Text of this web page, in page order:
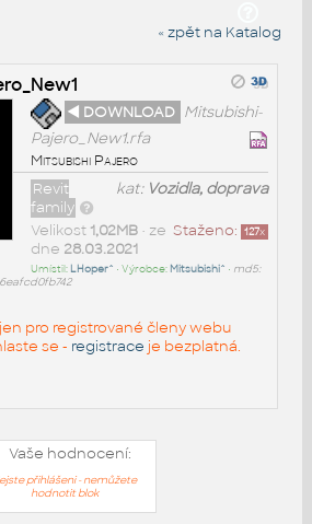
« zpět na Katalog
◄ DOWNLOAD Mitsubishi-
Pajero_New1.rfa
Mitsubishi Pajero
kat: Vozidla, doprava
Revit
family
Staženo: 127x
Velikost 1,02MB• ze
dne 28.03.2021
Umístil: LHoper^ • Výrobce: Mitsubishi^ • md5:
pro registrované členy webu
se - registrace je bezplatná.
Vaše hodnocení:
přihlášeni - nemůžete
hodnotit blok